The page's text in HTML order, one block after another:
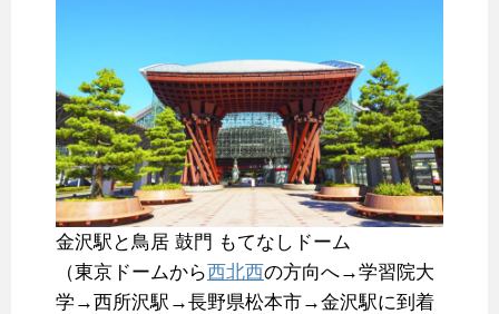
金沢駅と鳥居 鼓門 もてなしドーム
（東京ドームから西北西の方向へ→学習院大
学→西所沢駅→長野県松本市→金沢駅に到着